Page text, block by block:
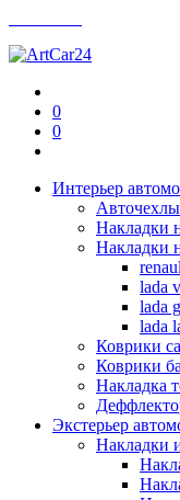
0
0
Интерьер
Авточехлы
Накладки
Накладки
lada
lada
lada
Коврики
Коврики
Накладка
Экстерьер
Накладки